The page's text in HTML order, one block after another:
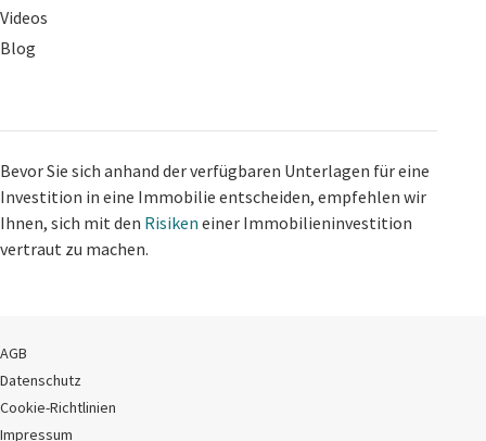
Videos
Blog
Bevor Sie sich anhand der verfügbaren Unterlagen für eine
Investition in eine Immobilie entscheiden, empfehlen wir
Ihnen, sich mit den Risiken einer Immobilieninvestition
vertraut zu machen.
AGB
Datenschutz
Cookie-Richtlinien
Impressum